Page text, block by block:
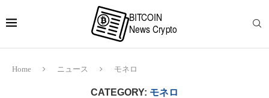
Home ニュース モネロ
CATEGORY: モネロ